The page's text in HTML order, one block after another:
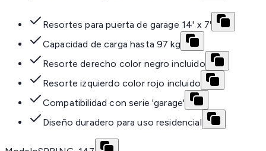
Resortes para puerta de garage 14' x 7'
Capacidad de carga hasta 97 kg
Resorte derecho color negro incluido
Resorte izquierdo color rojo incluido
Compatibilidad con serie 'garage'
Diseño duradero para uso residencial